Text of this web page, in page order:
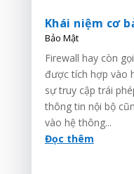
Khái niệm cơ
Bảo Mật
Firewall hay còn
được tích hợp vào
sự truy cập trái
thông tin nội bộ
vào hệ thông...
Đọc thêm